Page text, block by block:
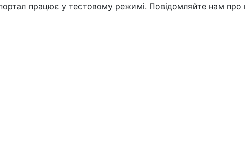
працює у тестовому режимі. Повідомляйте нам про